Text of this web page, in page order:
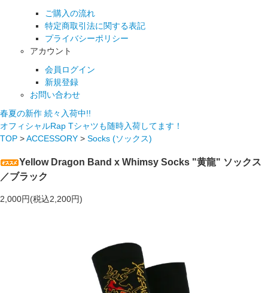
ご購入の流れ
特定商取引法に関する表記
プライバシーポリシー
アカウント
会員ログイン
新規登録
お問い合わせ
春夏の新作 続々入荷中!!
オフィシャルRap Tシャツも随時入荷してます！
TOP >ACCESSORY > Socks (ソックス)
Yellow Dragon Band x Whimsy Socks "黄龍" ソックス
／ブラック
2,000円(税込2,200円)